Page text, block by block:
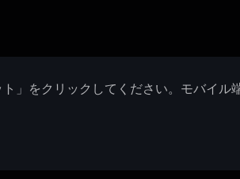
」をクリックしてください。モバイル